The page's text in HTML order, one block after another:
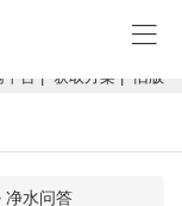
备、一体化净水设
平台 | 获取方案 | 旧版
净水问答